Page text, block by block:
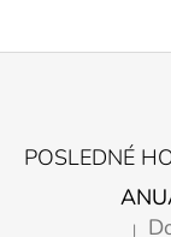
POSLEDNÉ
|